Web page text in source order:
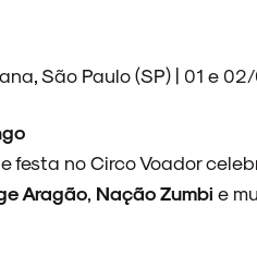
São Paulo (SP) | 01 e
festa no Circo Voador
Aragão Nação Zumbi e